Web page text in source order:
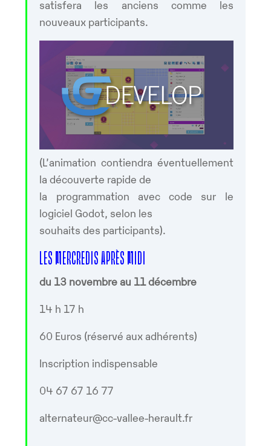
satisfera les anciens comme les
nouveaux participants.
(L’animation contiendra éventuellement
la découverte rapide de
la programmation avec code sur le
logiciel Godot, selon les
souhaits des participants).
LES MERCREDIS APRÈS MIDI
du 13 novembre au 11 décembre
14 h 17 h
60 Euros (réservé aux adhérents)
Inscription indispensable
04 67 67 16 77
alternateur@cc-vallee-herault.fr